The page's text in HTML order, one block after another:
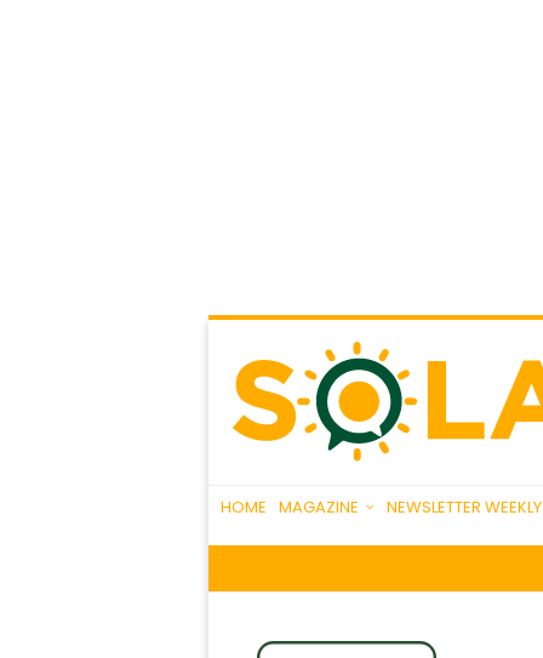
HOME MAGAZINE NEWSLETTER WEEKLY